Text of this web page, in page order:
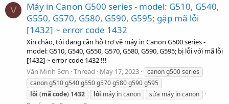
V
Máy in Canon G500 series - model: G510, G540,
G550, G570, G580, G590, G595; gặp mã lỗi
[1432] ~ error code 1432
Xin chào, tôi đang cần hỗ trợ về máy in Canon G500 series -
model: G510, G540, G550, G570, G580, G590, G595; bị lỗi với mã lỗi
[1432] ~ error code 1432 !!!
Văn Minh Sơn Thread May 17, 2023
canon g500 series
canon g510 g540 g550 g570 g580 g590 g595
lỗi (mãcode) 1432 lỗi máy in canon sửa máy in canon